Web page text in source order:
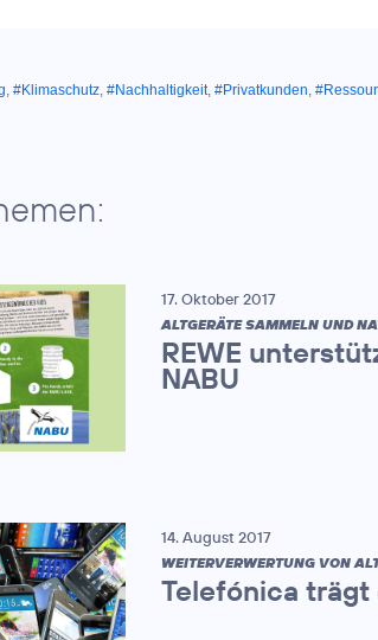
, #Klimaschutz, #Nachhaltigkeit, #Privatkunden,
17. Oktober 2017
ALTGERÄTE SAMMELN UND
REWE
NABU
14. August 2017
WEITERVERWERTUNG VON
Telefónica